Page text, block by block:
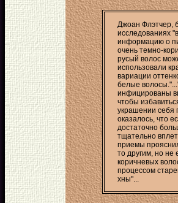
Джоан Флэтчер,
исследованиях
информацию о
очень темно-
русый волос
использовали
вариации
белые
инфицированы
чтобы
украшении себя
оказалось, что
достаточно
тщательно
приемы
то другим, но не
коричневых
процессом
хны"...